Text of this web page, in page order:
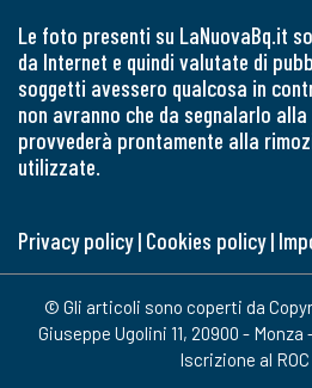
Le foto presenti su LaNuovaBq.it
da Internet e quindi valutate di
soggetti avessero qualcosa in
non avranno che da segnalarlo
provvederà prontamente alla
utilizzate.
Privacy policy| Cookies policy|
© Gli articoli sono coperti da
Giuseppe Ugolini 11, 20900 - Monza
Iscrizione al ROC